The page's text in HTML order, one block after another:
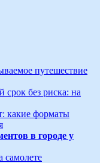
путешествие
срок без риска: на
какие форматы
в городе у
самолете